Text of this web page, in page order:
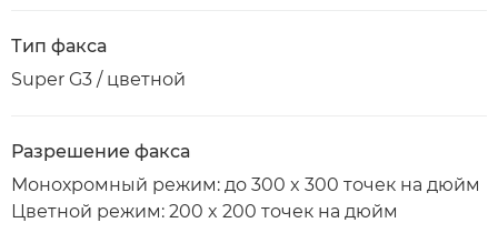
Тип факса
Super G3 / цветной
Разрешение факса
Монохромный режим: до 300 x 300 точек на дюйм
Цветной режим: 200 x 200 точек на дюйм